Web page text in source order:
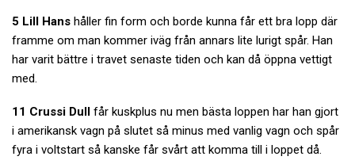
5 Lill Hans håller fin form och borde kunna får ett bra lopp där
framme om man kommer iväg från annars lite lurigt spår. Han
har varit bättre i travet senaste tiden och kan då öppna vettigt
med.
11 Crussi Dull får kuskplus nu men bästa loppen har han gjort
i amerikansk vagn på slutet så minus med vanlig vagn och spår
fyra i voltstart så kanske får svårt att komma till i loppet då.